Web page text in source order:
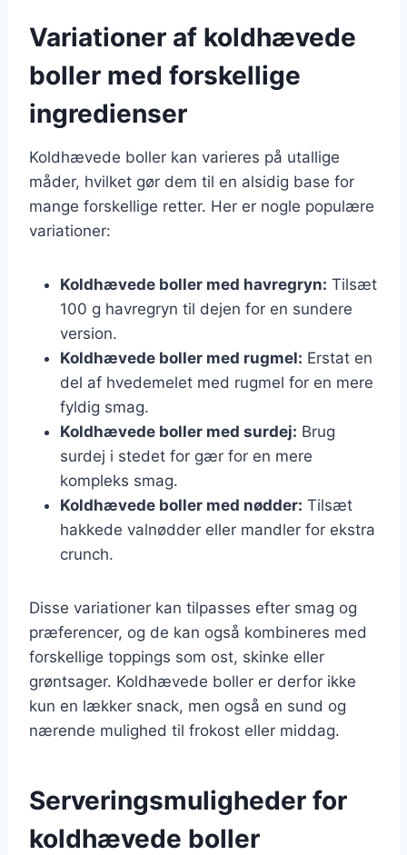
Variationer af koldhævede
boller med forskellige
ingredienser
Koldhævede boller kan varieres på utallige
måder, hvilket gør dem til en alsidig base for
mange forskellige retter. Her er nogle populære
variationer:
Koldhævede boller med havregryn: Tilsæt
100 g havregryn til dejen for en sundere
version.
Koldhævede boller med rugmel: Erstat en
del af hvedemelet med rugmel for en mere
fyldig smag.
Koldhævede boller med surdej: Brug
surdej i stedet for gær for en mere
kompleks smag.
Koldhævede boller med nødder: Tilsæt
hakkede valnødder eller mandler for ekstra
crunch.
Disse variationer kan tilpasses efter smag og
præferencer, og de kan også kombineres med
forskellige toppings som ost, skinke eller
grøntsager. Koldhævede boller er derfor ikke
kun en lækker snack, men også en sund og
nærende mulighed til frokost eller middag.
Serveringsmuligheder for
koldhævede boller